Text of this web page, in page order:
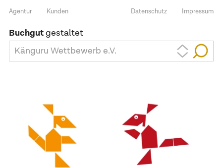
Agentur Kunden Impressum
Datenschutz
Buchgutgestaltet
Känguru Wettbewerb e.V.